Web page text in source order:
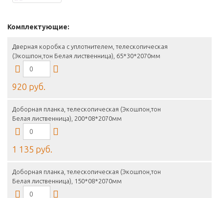
Комплектующие:
Дверная коробка с уплотнителем, телескопическая
(Экошпон,тон Белая лиственница), 65*30*2070мм
920 руб.
Доборная планка, телескопическая (Экошпон,тон
Белая лиственница), 200*08*2070мм
1 135 руб.
Доборная планка, телескопическая (Экошпон,тон
Белая лиственница), 150*08*2070мм